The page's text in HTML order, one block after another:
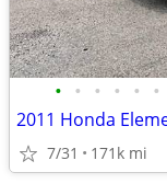
• • • • • •
2011 Honda
7/31 171k mi